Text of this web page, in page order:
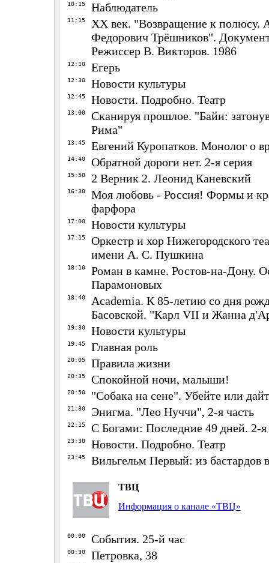
10:15 Наблюдатель
11:15
ХХ век. "Возвращение к полюсу.
Федорович Трёшников".
Режиссер В. Викторов. 1986
12:10 Егерь
12:30 Новости культуры
12:45 Новости. Подробно. Театр
13:00
Сканируя прошлое. "Байи:
Рима"
13:45 Евгений Куропатков. Монолог о
14:40 Обратной дороги нет. 2-я серия
15:50 2 Верник 2. Леонид Каневский
16:30
Моя любовь - Россия! Формы и
фарфора
17:00 Новости культуры
17:15
Оркестр и хор Нижегородского
имени А. С. Пушкина
18:10
Роман в камне. Ростов-на-Дону.
Парамоновых
18:40
Academia. К 85-летию со дня
Басовской. "Карл VII и Жанна
19:30 Новости культуры
19:45 Главная роль
20:05 Правила жизни
20:35 Спокойной ночи, малыши!
20:50 "Собака на сене". Убейте или
21:30 Энигма. "Лео Нуччи", 2-я часть
22:15 С Богами: Последние 49 дней. 2-я
23:30 Новости. Подробно. Театр
23:45 Вильгельм Первый: из бастардов
ТВЦ
Информация о канале «ТВЦ»
00:00 События. 25-й час
00:30 Петровка, 38